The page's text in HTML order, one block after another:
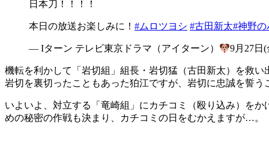
日本刀！！！！
本日の放送お楽しみに！ #ムロツヨシ #古田新太#神野
— Iターン テレビ東京ドラマ（アイターン） 9月27日
機転を利かして「岩切組」組長・岩切猛（古田新太）を救
岩切を裏切ったこともあった狛江ですが、岩切に忠誠を誓う
いよいよ、対立する「竜崎組」にカチコミ（殴り込み）を
めの秘密の作戦も決まり、カチコミの日をむかえますが…。